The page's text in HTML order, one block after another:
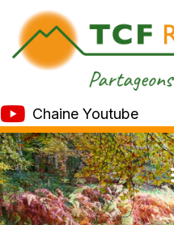
Chaine Youtube